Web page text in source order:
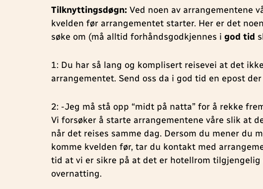
Tilknyttingsdøgn: Ved noen av arrangementene
kvelden før arrangementet starter. Her er det
søke om (må alltid forhåndsgodkjennes i god tid
1: Du har så lang og komplisert reisevei at det
arrangementet. Send oss da i god tid en epost
2: -Jeg må stå opp “midt på natta” for å rekke
Vi forsøker å starte arrangementene våre slik at
når det reises samme dag. Dersom du mener du
komme kvelden før, tar du kontakt med
tid at vi er sikre på at det er hotellrom
overnatting.